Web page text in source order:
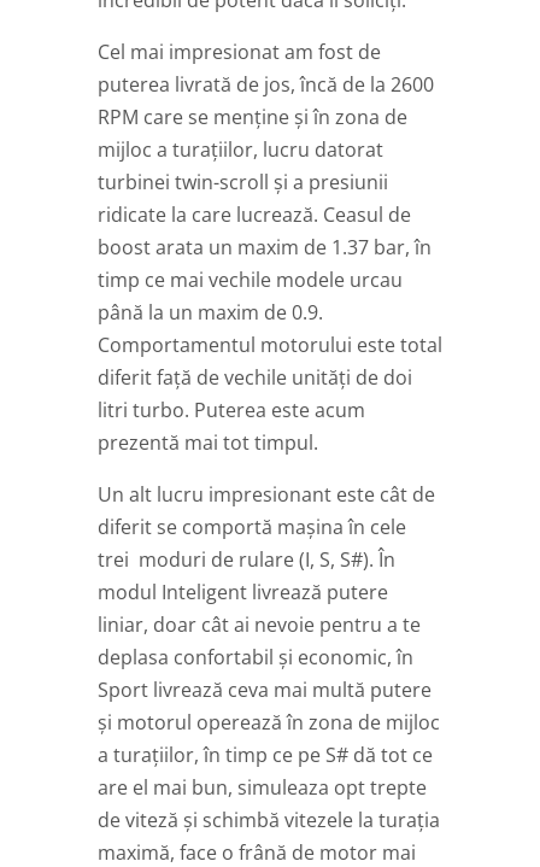
Cel mai impresionat am fost de
puterea livrată de jos, încă de la 2600
RPM care se menține și în zona de
mijloc a turațiilor, lucru datorat
turbinei twin-scroll și a presiunii
ridicate la care lucrează. Ceasul de
boost arata un maxim de 1.37 bar, în
timp ce mai vechile modele urcau
până la un maxim de 0.9.
Comportamentul motorului este total
diferit față de vechile unități de doi
litri turbo. Puterea este acum
prezentă mai tot timpul.
Un alt lucru impresionant este cât de
diferit se comportă mașina în cele
trei moduri de rulare (I, S, S#). În
modul Inteligent livrează putere
liniar, doar cât ai nevoie pentru a te
deplasa confortabil și economic, în
Sport livrează ceva mai multă putere
și motorul operează în zona de mijloc
a turațiilor, în timp ce pe S# dă tot ce
are el mai bun, simuleaza opt trepte
de viteză și schimbă vitezele la turația
maximă, face o frână de motor mai